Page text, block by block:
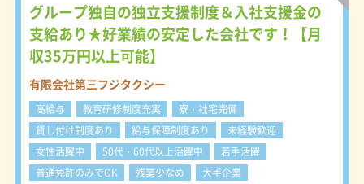
グループ独自の独立支援制度＆入社支援金の
支給あり★好業績の安定した会社です！【月
収35万円以上可能】
有限会社第三フジタクシー
高給与 教育研修制度充実
寮・社宅完備
貸し付け制度あり
給与保障制度あり
未経験歓迎
女性活躍中
50代・60代以上活躍中
若手活躍
普通免許のみでOK
残業少なめ
大手企業